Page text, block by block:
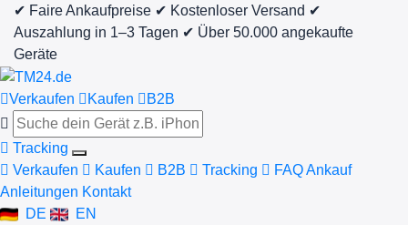
✔ Faire Ankaufpreise ✔ Kostenloser Versand ✔
Auszahlung in 1–3 Tagen ✔ Über 50.000 angekaufte
Geräte
Verkaufen Kaufen B2B
Tracking
Verkaufen
Kaufen B2B Tracking
FAQ Ankauf
Anleitungen Kontakt
DE
EN